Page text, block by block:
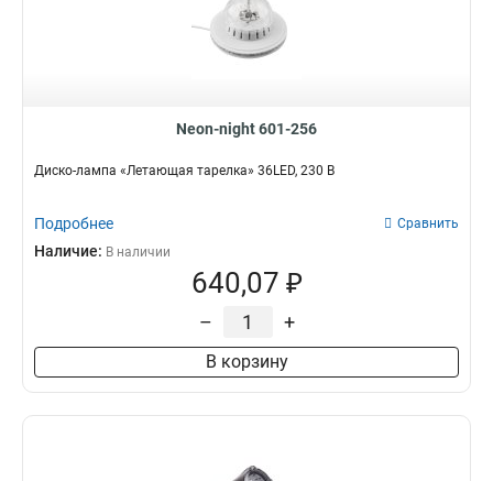
Neon-night 601-256
Диско-лампа «Летающая тарелка» 36LED, 230 В
Подробнее Сравнить
Наличие: В наличии
640,07 ₽
– +
В корзину